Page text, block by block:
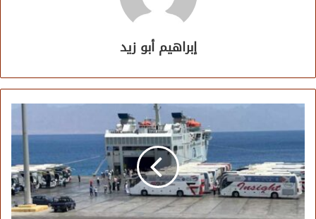
إبراهيم أبو زيد